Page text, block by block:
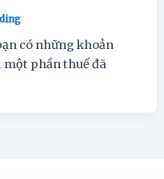
có những khoản
một phần thuế đã